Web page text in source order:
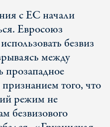
с ЕС начали
Евросоюз
безвиз
между
прозападное
того, что
режим не
безвизового